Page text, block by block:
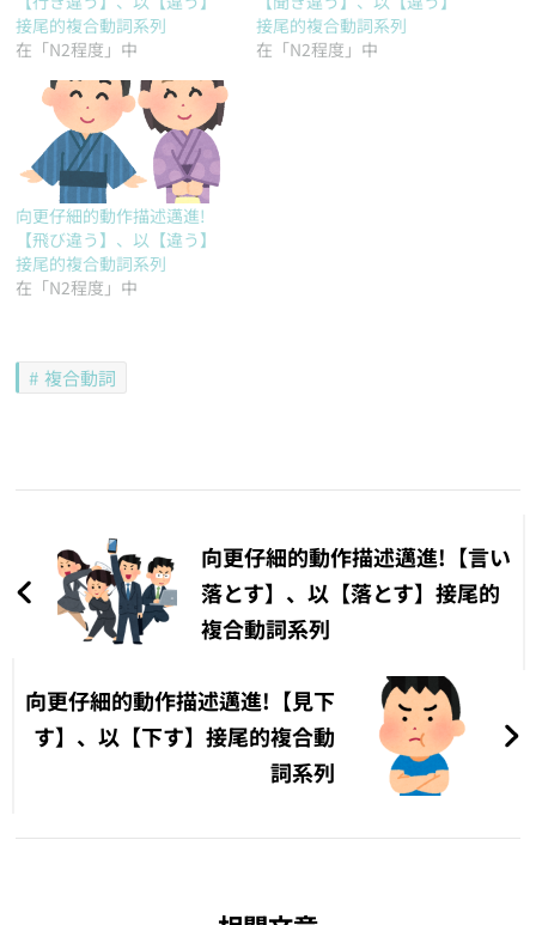
接尾的複合動詞系列
在「N2程度」中
接尾的複合動詞系列
在「N2程度」中
向更仔細的動作描述邁進!
【飛び違う】、以【違う】
接尾的複合動詞系列
在「N2程度」中
複合動詞
導
向更仔細的動作描述邁進!【言い
落とす】、以【落とす】接尾的
複合動詞系列
向更仔細的動作描述邁進!【見下
す】、以【下す】接尾的複合動
詞系列